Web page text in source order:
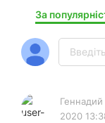
За
2020